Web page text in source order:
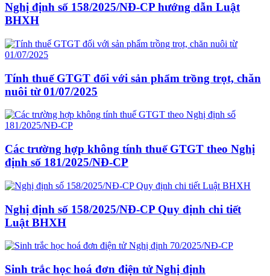
Nghị định số 158/2025/NĐ-CP hướng dẫn Luật
BHXH
Tính thuế GTGT đối với sản phẩm trồng trọt, chăn
nuôi từ 01/07/2025
Các trường hợp không tính thuế GTGT theo Nghị
định số 181/2025/NĐ-CP
Nghị định số 158/2025/NĐ-CP Quy định chi tiết
Luật BHXH
Sinh trắc học hoá đơn điện tử Nghị định